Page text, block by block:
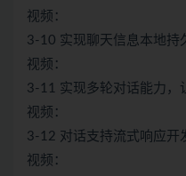
视频：
3-10 实现聊天信息本地持
视频：
3-11 实现多轮对话能力，
视频：
3-12 对话支持流式响应开
视频：